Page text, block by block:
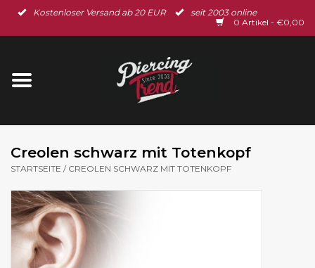
Kostenloser Versand ab 20 EUR
seit 2003 online
0 Artikel - €0,00
Startseite
Ohrschmuck
Gutscheine
% Sale %
Creolen schwarz mit Totenkopf
STARTSEITE / CREOLEN SCHWARZ MIT TOTENKOPF